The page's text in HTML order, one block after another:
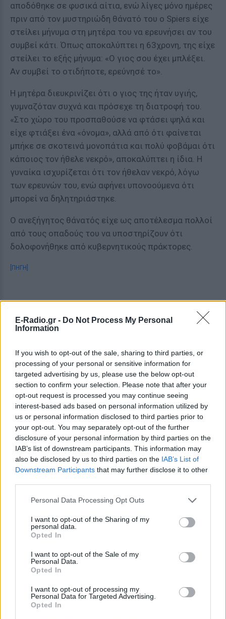
E-Radio.gr - Do Not Process My Personal
Information
If you wish to opt-out of the sale, sharing to third parties, or
processing of your personal or sensitive information for
targeted advertising by us, please use the below opt-out
section to confirm your selection. Please note that after your
opt-out request is processed you may continue seeing
interest-based ads based on personal information utilized by
us or personal information disclosed to third parties prior to
your opt-out. You may separately opt-out of the further
disclosure of your personal information by third parties on the
IAB’s list of downstream participants. This information may
also be disclosed by us to third parties on the IAB’s List of
Downstream Participants that may further disclose it to other
Personal Data Processing Opt Outs
I want to opt-out of the Sharing of my
personal data.
Opted In
I want to opt-out of the Sale of my
Personal Data.
Opted In
I want to opt-out of processing my
Personal Data for Targeted Advertising.
Opted In
αποδόθηκε σε φυσικά αίτια, ενώ λίγες μόνο ημέρες
πριν από τον μυστηριώδη θάνατό του ο Spiers είχε
στείλει μήνυμα στη μητέρα του να ερευνήσει αν του
συμβεί κάτι. Όπως αποκαλύπτει η 63χρονη, της είχε
στείλει το εξής μήνυμα: «Ο γιος σου έχει μπλέξει.
Αν συμβεί το οτιδήποτε, ερεύνησέ το».
Η μητέρα διευκρινίζει ότι ο γιος της ήταν υγιής,
γυμναζόταν συχνά και πρόσεχε τη διατροφή του.
«Στο χώρο του προσπαθούσε να φτάσει ψηλά και
είχε φτιάξει ένα «όνομα», αλλά από ότι φαίνεται
μπήκε σε σκοτεινά μονοπάτια και πολύ φοβάμαι ότι
κάποιος τον ήθελε νεκρό», αποκαλύπτει η ίδια. Η
γυναίκα ισχυρίζεται ότι τον ήθελαν νεκρό, λόγω
των ερευνών του, ενώ αφήνει υπονοούμενα ότι
μπορεί να δηλητηριάστηκε.
Ο ανεξήγητος θάνατός είχε ως αποτέλεσμα πολλοί
από τους οπαδούς του να υποστηρίζουν ότι
δολοφονήθηκε από κυβερνητικούς πράκτορες.
[ΠΗΓΗ]
ΔΙΑΦΗΜΙΣΗ
Ακολουθήστε το E-Radio.gr στο
Για ακόμη περισσότερα
Ακολουθήστε το E-Radio.gr και στο Instagram